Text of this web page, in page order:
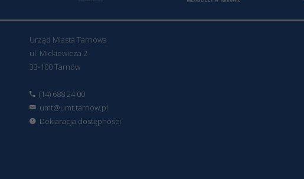
Urząd Miasta Tarnowa
ul. Mickiewicza 2
33-100 Tarnów
(14) 688 24 00
umt@umt.tarnow.pl
Deklaracja dostępności